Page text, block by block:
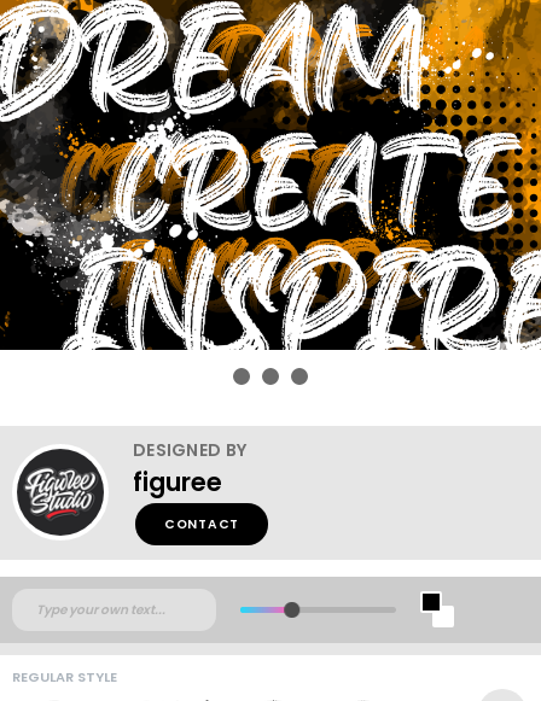
DESIGNED BY
figuree
CONTACT
REGULAR STYLE